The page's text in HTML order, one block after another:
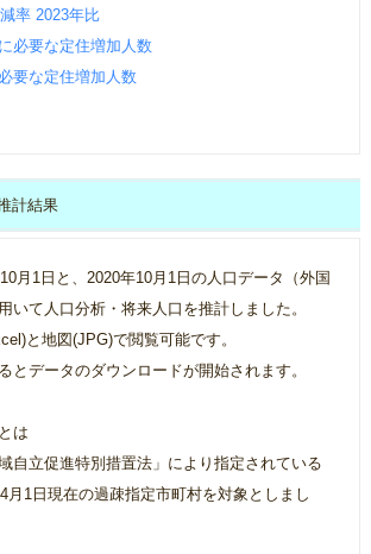
率 2023年比
必要な定住増加人数
要な定住増加人数
計結果
月1日と、2020年10月1日の人口データ（外国
いて人口分析・将来人口を推計しました。
と地図(JPG)で閲覧可能です。
とデータのダウンロードが開始されます。
は
自立促進特別措置法」により指定されている
月1日現在の過疎指定市町村を対象としまし